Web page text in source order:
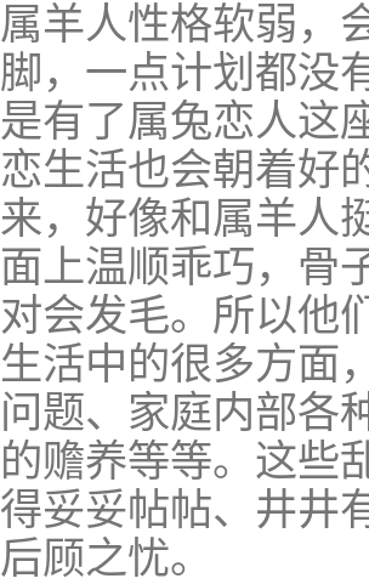
属羊人性格软弱，
脚，一点计划都没
是有了属兔恋人这
恋生活也会朝着好
来，好像和属羊人
面上温顺乖巧，骨
对会发毛。所以他
生活中的很多方面
问题、家庭内部各
的赡养等等。这些
得妥妥帖帖、井井
后顾之忧。